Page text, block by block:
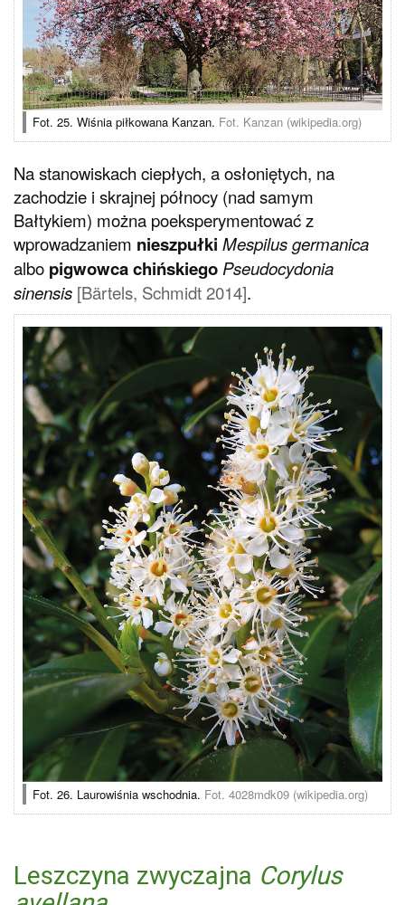
Fot. 25. Wiśnia piłkowana Kanzan. Fot. Kanzan (wikipedia.org)
Na stanowiskach ciepłych, a osłoniętych, na
zachodzie i skrajnej północy (nad samym
Bałtykiem) można poeksperymentować z
wprowadzaniem nieszpułki Mespilus germanica
albo pigwowca chińskiegoPseudocydonia
sinensis [Bärtels, Schmidt 2014].
Fot. 26. Laurowiśnia wschodnia. Fot. 4028mdk09 (wikipedia.org)
Leszczyna zwyczajna Corylus